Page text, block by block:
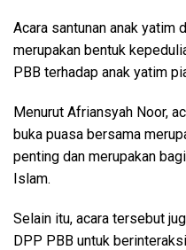
Acara santunan anak yatim
merupakan bentuk
PBB terhadap anak yatim
Menurut Afriansyah Noor,
buka puasa bersama
penting dan merupakan
Islam.
Selain itu, acara tersebut
DPP PBB untuk